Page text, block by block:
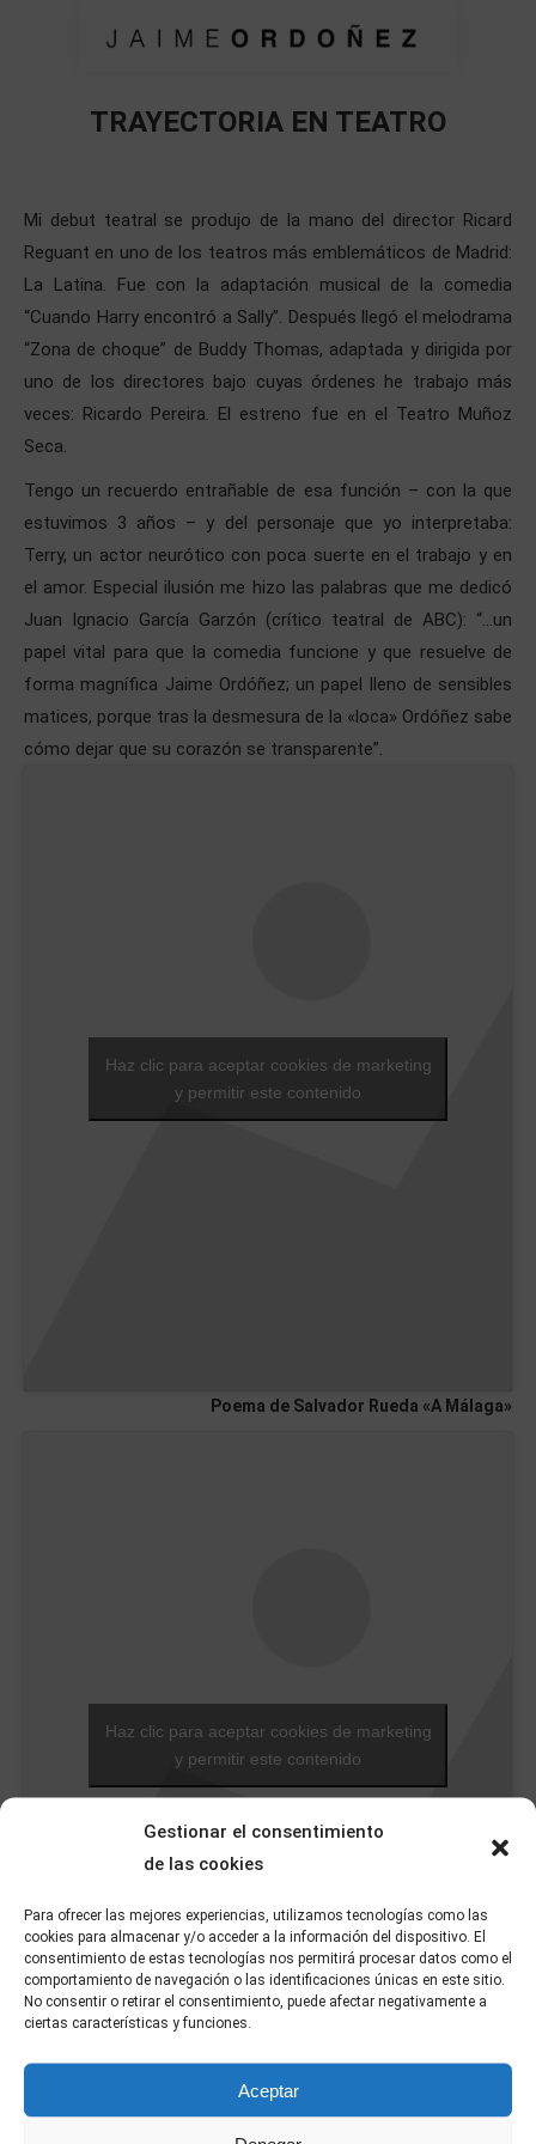
Gestionar el consentimiento
de las cookies
Para ofrecer las mejores experiencias, utilizamos tecnologías como las
cookies para almacenar y/o acceder a la información del dispositivo. El
consentimiento de estas tecnologías nos permitirá procesar datos como el
comportamiento de navegación o las identificaciones únicas en este sitio.
No consentir o retirar el consentimiento, puede afectar negativamente a
ciertas características y funciones.
Aceptar
TRAYECTORIA EN TEATRO
Mi debut teatral se produjo de la mano del director Ricard
Reguant en uno de los teatros más emblemáticos de Madrid:
La Latina. Fue con la adaptación musical de la comedia
“Cuando Harry encontró a Sally”. Después llegó el melodrama
“Zona de choque” de Buddy Thomas, adaptada y dirigida por
uno de los directores bajo cuyas órdenes he trabajo más
veces: Ricardo Pereira. El estreno fue en el Teatro Muñoz
Seca.
Tengo un recuerdo entrañable de esa función – con la que
estuvimos 3 años – y del personaje que yo interpretaba:
Terry, un actor neurótico con poca suerte en el trabajo y en
el amor. Especial ilusión me hizo las palabras que me dedicó
Juan Ignacio García Garzón (crítico teatral de ABC): “…un
papel vital para que la comedia funcione y que resuelve de
forma magnífica Jaime Ordóñez; un papel lleno de sensibles
matices, porque tras la desmesura de la «loca» Ordóñez sabe
cómo dejar que su corazón se transparente”.
Haz clic para aceptar cookies de marketing
y permitir este contenido
Poema de Salvador Rueda «A Málaga»
Haz clic para aceptar cookies de marketing
y permitir este contenido
Pero lo que más he representado han sido Autos
Sacramentales, tanto como actor, como – en los últimos
años – productor ejecutivo. El Auto sacramental es un